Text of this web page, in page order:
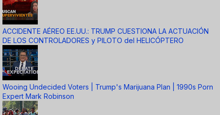
ACCIDENTE AÉREO EE.UU.: TRUMP CUESTIONA LA ACTUACIÓN
DE LOS CONTROLADORES y PILOTO del HELICÓPTERO
Wooing Undecided Voters | Trump's Marijuana Plan | 1990s Porn
Expert Mark Robinson